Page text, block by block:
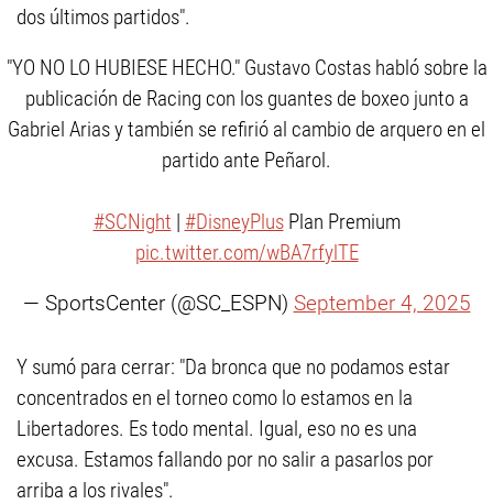
dos últimos partidos".
"YO NO LO HUBIESE HECHO." Gustavo Costas habló sobre la
publicación de Racing con los guantes de boxeo junto a
Gabriel Arias y también se refirió al cambio de arquero en el
partido ante Peñarol.
#SCNight | #DisneyPlusPlan Premium
pic.twitter.com/wBA7rfylTE
— SportsCenter (@SC_ESPN) September 4, 2025
Y sumó para cerrar: "Da bronca que no podamos estar
concentrados en el torneo como lo estamos en la
Libertadores. Es todo mental. Igual, eso no es una
excusa. Estamos fallando por no salir a pasarlos por
arriba a los rivales".